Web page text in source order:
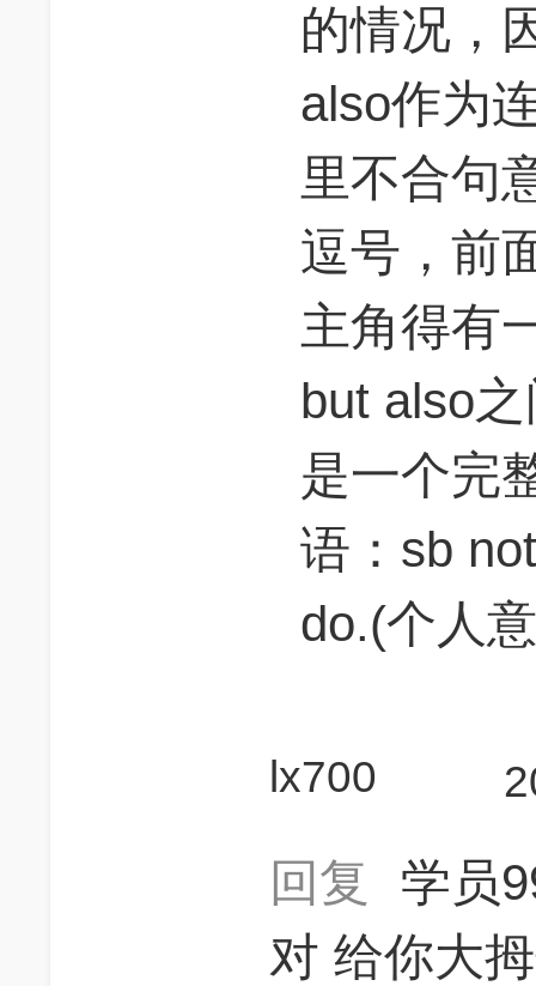
的情况，
also作为
里不合句
逗号，前
主角得有
but also
是一个完
语：sb
do.(个人
lx700
回复
学员
对 给你大